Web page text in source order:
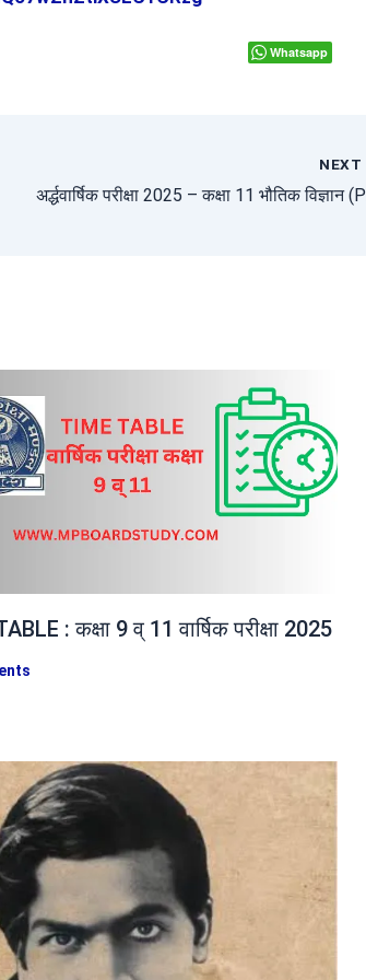
Whatsapp
NEXT
: कक्षा 9 व् 11 वार्षिक परीक्षा 2025